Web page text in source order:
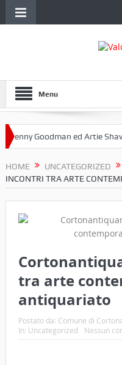
Menu
Goodman ed Artie Shaw
HOME UNCATEGORIZED
INCONTRI TRA ARTE
tra arte
antiquariato
Postato da: Comune di
In: Uncategorized Nessun